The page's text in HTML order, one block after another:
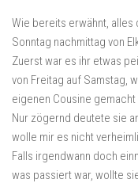
Wie bereits erwähnt, alles
Sonntag nachmittag von
Zuerst war es ihr etwas
von Freitag auf Samstag,
eigenen Cousine gemacht
Nur zögernd deutete sie
wolle mir es nicht
Falls irgendwann doch
was passiert war, wollte